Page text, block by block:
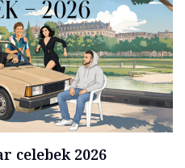
celebek 2026